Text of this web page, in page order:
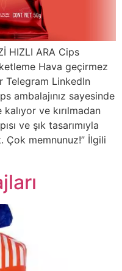
HIZLI ARA Cips
Hava geçirmez
Telegram LinkedIn
ambalajınız sayesinde
ve kırılmadan
ve şık tasarımıyla
Çok memnunuz!” İlgili